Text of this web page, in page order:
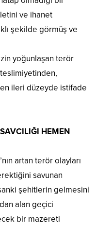
ve ihanet
şekilde görmüş ve
yoğunlaşan terör
ileri düzeyde istifade
HEMEN
artan terör olayları
savunan
şehitlerin gelmesini
alan geçici
bir mazereti